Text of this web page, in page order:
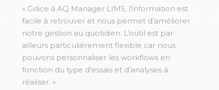
« Grâce à AQ Manager LIMS, l’information est
facile à retrouver et nous permet d’améliorer
notre gestion au quotidien. L’outil est par
ailleurs particulièrement flexible car nous
pouvons personnaliser les workflows en
fonction du type d’essais et d’analyses à
réaliser. »